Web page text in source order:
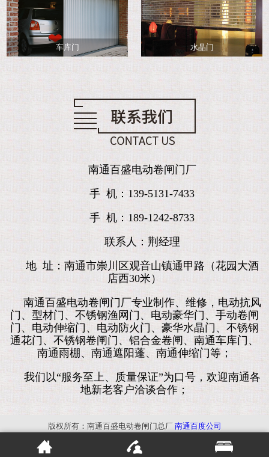
车库门 水晶门
南通百盛电动卷闸门厂
手 机：139-5131-7433
手 机：189-1242-8733
联系人：荆经理
地 址：南通市崇川区观音山镇通甲路（花园大酒
店西30米）
南通百盛电动卷闸门厂专业制作、维修，电动抗风
门、型材门、不锈钢渔网门、电动豪华门、手动卷闸
门、电动伸缩门、电动防火门、豪华水晶门、不锈钢
通花门、不锈钢卷闸门、铝合金卷闸、南通车库门、
南通雨棚、南通遮阳蓬、南通伸缩门等；
我们以“服务至上、质量保证”为口号，欢迎南通各
地新老客户洽谈合作；
版权所有：南通百盛电动卷闸门总厂 南通百度公司